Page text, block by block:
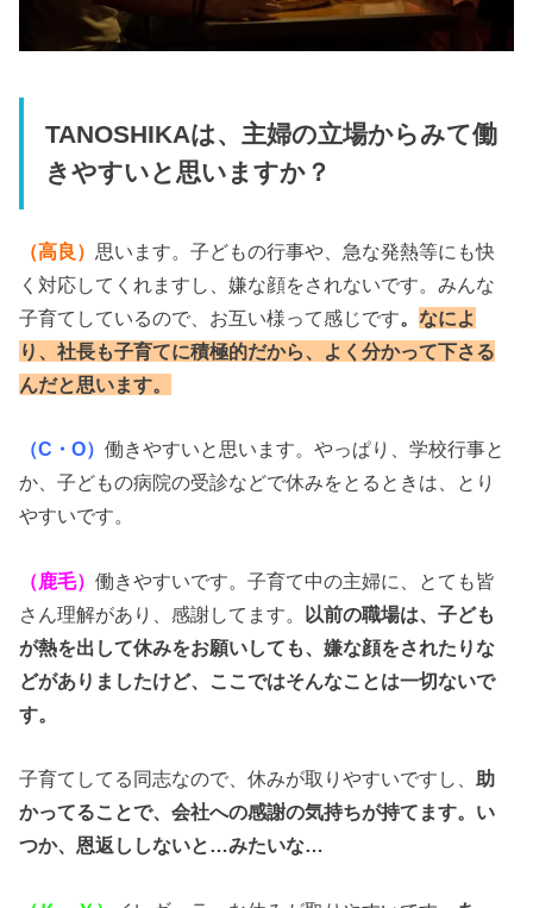
TANOSHIKAは、主婦の立場からみて働
きやすいと思いますか？
（高良） 思います。子どもの行事や、急な発熱等にも快
く対応してくれますし、嫌な顔をされないです。みんな
子育てしているので、お互い様って感じです。なによ
り、社長も子育てに積極的だから、よく分かって下さる
んだと思います。
（C・O）働きやすいと思います。やっぱり、学校行事と
か、子どもの病院の受診などで休みをとるときは、とり
やすいです。
（鹿毛）働きやすいです。子育て中の主婦に、とても皆
さん理解があり、感謝してます。
以前の職場は、子ども
が熱を出して休みをお願いしても、嫌な顔をされたりな
どがありましたけど、ここではそんなことは一切ないで
す。
子育てしてる同志なので、休みが取りやすいですし、助
かってることで、会社への感謝の気持ちが持てます。い
つか、恩返ししないと…みたいな…